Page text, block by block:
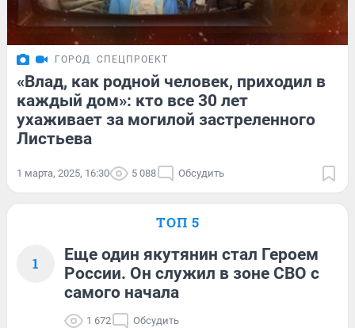
ГОРОД СПЕЦПРОЕКТ
«Влад, как родной человек, приходил в
каждый дом»: кто все 30 лет
ухаживает за могилой застреленного
Листьева
1 марта, 2025, 16:30 5 088 Обсудить
ТОП 5
1
Еще один якутянин стал Героем
России. Он служил в зоне СВО с
самого начала
1 672 Обсудить